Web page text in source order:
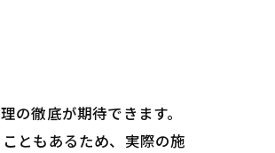
徹底が期待できます。
ともあるため、実際の施